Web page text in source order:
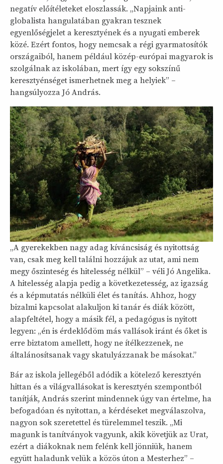
negatív előítéleteket eloszlassák. „Napjaink anti-
globalista hangulatában gyakran tesznek
egyenlőségjelet a keresztyének és a nyugati emberek
közé. Ezért fontos, hogy nemcsak a régi gyarmatosítók
országaiból, hanem például közép-európai magyarok is
szolgálnak az iskolában, mert így egy sokszínű
keresztyénséget ismerhetnek meg a helyiek” –
hangsúlyozza Jó András.
„A gyerekekben nagy adag kíváncsiság és nyitottság
van, csak meg kell találni hozzájuk az utat, ami nem
megy őszinteség és hitelesség nélkül” – véli Jó Angelika.
A hitelesség alapja pedig a következetesség, az igazság
és a képmutatás nélküli élet és tanítás. Ahhoz, hogy
bizalmi kapcsolat alakuljon ki tanár és diák között,
alapfeltétel, hogy a másik fél, a pedagógus is nyitott
legyen: „én is érdeklődöm más vallások iránt és őket is
erre biztatom amellett, hogy ne ítélkezzenek, ne
általánosítsanak vagy skatulyázzanak be másokat.”
Bár az iskola jellegéből adódik a kötelező keresztyén
hittan és a világvallásokat is keresztyén szempontból
tanítják, András szerint mindennek úgy van értelme, ha
befogadóan és nyitottan, a kérdéseket megválaszolva,
nagyon sok szeretettel és türelemmel teszik. „Mi
magunk is tanítványok vagyunk, akik követjük az Urat,
ezért a diákoknak nem felénk kell jönniük, hanem
együtt haladunk velük a közös úton a Mesterhez” –